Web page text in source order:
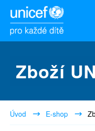
Zboží
Úvod E-shop